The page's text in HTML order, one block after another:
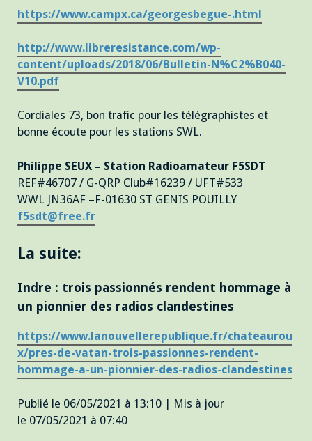
https://www.campx.ca/georgesbegue-.html
http://www.libreresistance.com/wp-
content/uploads/2018/06/Bulletin-N%C2%B040-
V10.pdf
Cordiales 73, bon trafic pour les télégraphistes et
bonne écoute pour les stations SWL.
Philippe SEUX – Station Radioamateur F5SDT
REF#46707 / G-QRP Club#16239 / UFT#533
WWL JN36AF –F-01630 ST GENIS POUILLY
f5sdt@free.fr
La suite:
Indre : trois passionnés rendent hommage à
un pionnier des radios clandestines
https://www.lanouvellerepublique.fr/chateaurou
x/pres-de-vatan-trois-passionnes-rendent-
hommage-a-un-pionnier-des-radios-clandestines
Publié le 06/05/2021 à 13:10 | Mis à jour
le 07/05/2021 à 07:40